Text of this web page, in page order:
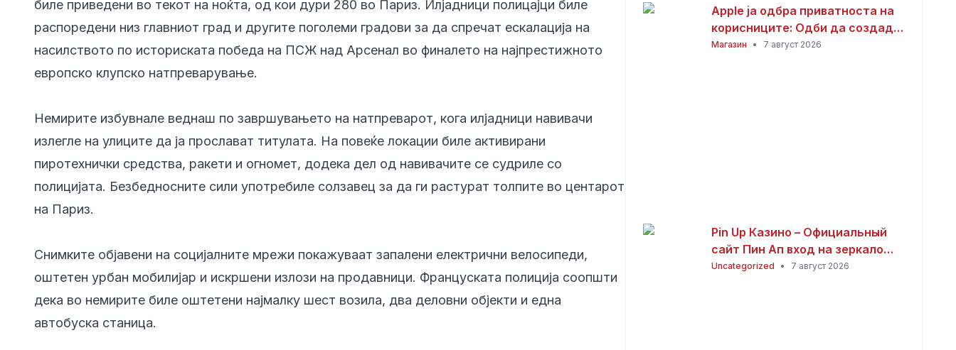
биле приведени во текот на ноќта, од кои дури 280 во Париз. Илјадници полицајци биле
распоредени низ главниот град и другите поголеми градови за да спречат ескалација на
насилството по историската победа на ПСЖ над Арсенал во финалето на најпрестижното
европско клупско натпреварување.
Немирите избувнале веднаш по завршувањето на натпреварот, кога илјадници навивачи
излегле на улиците да ја прослават титулата. На повеќе локации биле активирани
пиротехнички средства, ракети и огномет, додека дел од навивачите се судриле со
полицијата. Безбедносните сили употребиле солзавец за да ги растурат толпите во центарот
на Париз.
Снимките објавени на социјалните мрежи покажуваат запалени електрични велосипеди,
оштетен урбан мобилијар и искршени излози на продавници. Француската полиција соопшти
дека во немирите биле оштетени најмалку шест возила, два деловни објекти и една
автобуска станица.
Apple ја одбра приватноста на
корисниците: Одби да создаде
пристап за полицијата до iCloud
Магазин • 7 август 2026
Pin Up Казино – Официальный
сайт Пин Ап вход на зеркало
(2026)
Uncategorized • 7 август 2026